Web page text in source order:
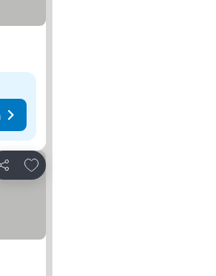
Bagikan
Tambahkan ke favorit